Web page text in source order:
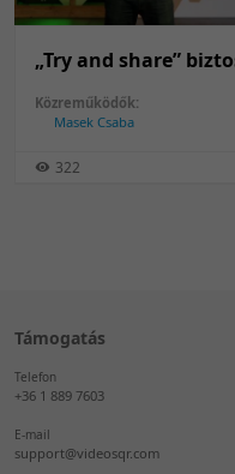
„Try and share”
Közreműködők:
Masek Csaba
322
Támogatás
Telefon
+36 1 889 7603
E-mail
support@videosqr.com